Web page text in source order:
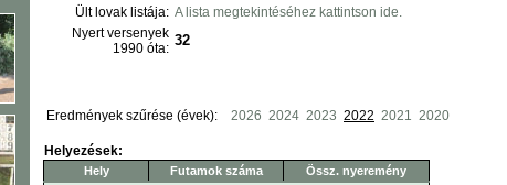
Ült lovak listája: A lista megtekintéséhez kattintson ide.
Nyert versenyek
1990 óta: 32
Eredmények szűrése (évek): 2026 2024 2023 2022 2021 2020
Helyezések:
Hely Futamok száma Össz. nyeremény